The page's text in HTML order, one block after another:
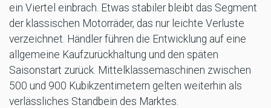
ein Viertel einbrach. Etwas stabiler bleibt das Segment
der klassischen Motorräder, das nur leichte Verluste
verzeichnet. Händler führen die Entwicklung auf eine
allgemeine Kaufzurückhaltung und den späten
Saisonstart zurück. Mittelklassemaschinen zwischen
500 und 900 Kubikzentimetern gelten weiterhin als
verlässliches Standbein des Marktes.